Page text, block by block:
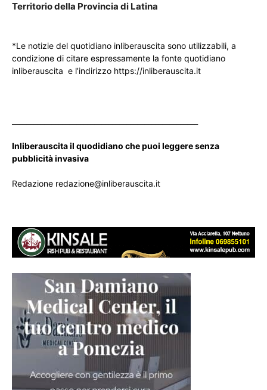
Territorio della Provincia di Latina
*Le notizie del quotidiano inliberauscita sono utilizzabili, a
condizione di citare espressamente la fonte quotidiano
inliberauscita e l’indirizzo https://inliberauscita.it
Inliberauscita il quodidiano che puoi leggere senza
pubblicità invasiva
Redazione redazione@inliberauscita.it